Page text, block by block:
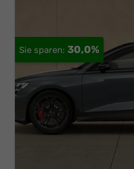
30,0%